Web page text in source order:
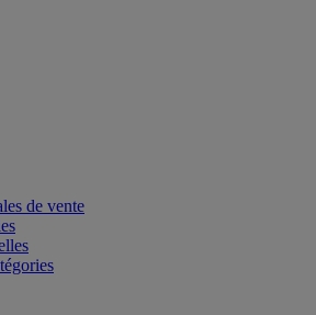
de vente